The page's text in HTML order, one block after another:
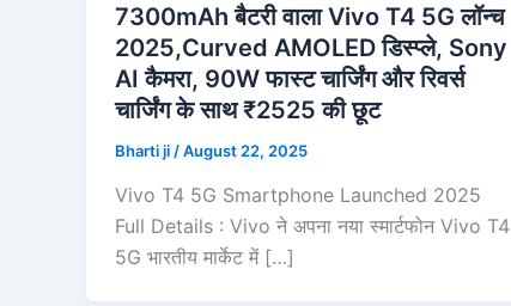
7300mAh बैटरी वाला Vivo T4 5G लॉन्च
2025,Curved AMOLED डिस्प्ले, Sony
AI कैमरा, 90W फास्ट चार्जिंग और रिवर्स
चार्जिंग के साथ ₹2525 की छूट
Bharti ji /August 22, 2025
Vivo T4 5G Smartphone Launched 2025
Full Details : Vivo ने अपना नया स्मार्टफोन Vivo T4
5G भारतीय मार्केट में […]